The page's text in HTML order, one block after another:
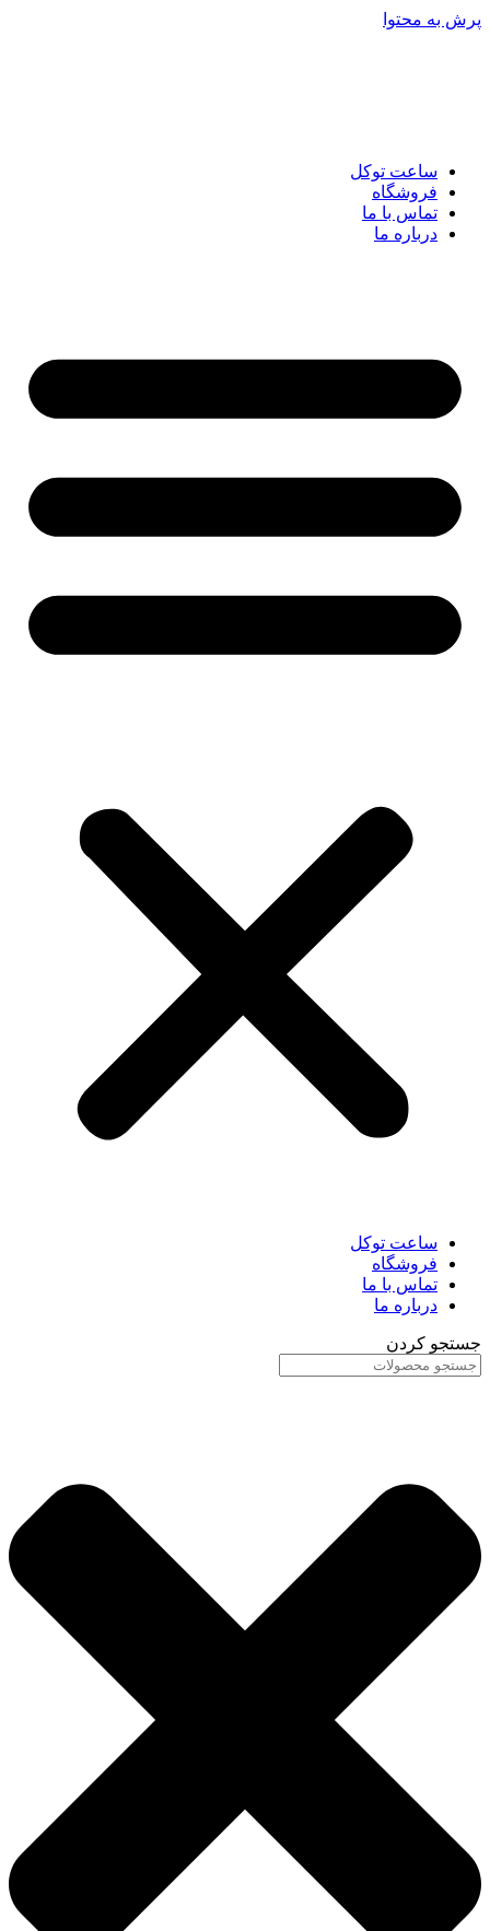
پرش به محتوا
ساعت توکل
فروشگاه
تماس با ما
درباره ما
ساعت توکل
فروشگاه
تماس با ما
درباره ما
جستجو کردن